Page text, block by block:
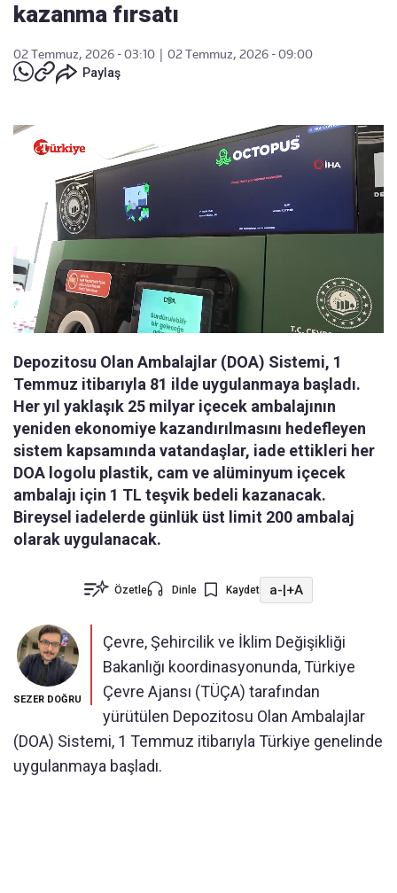
kazanma fırsatı
02 Temmuz, 2026 - 03:10
02 Temmuz, 2026 - 09:00
Paylaş
Depozitosu Olan Ambalajlar (DOA) Sistemi, 1
Temmuz itibarıyla 81 ilde uygulanmaya başladı.
Her yıl yaklaşık 25 milyar içecek ambalajının
yeniden ekonomiye kazandırılmasını hedefleyen
sistem kapsamında vatandaşlar, iade ettikleri her
DOA logolu plastik, cam ve alüminyum içecek
ambalajı için 1 TL teşvik bedeli kazanacak.
Bireysel iadelerde günlük üst limit 200 ambalaj
olarak uygulanacak.
Özetle Dinle Kaydet a-|+A
SEZER DOĞRU
Çevre, Şehircilik ve İklim Değişikliği
Bakanlığı koordinasyonunda, Türkiye
Çevre Ajansı (TÜÇA) tarafından
yürütülen Depozitosu Olan Ambalajlar
(DOA) Sistemi, 1 Temmuz itibarıyla Türkiye genelinde
uygulanmaya başladı.